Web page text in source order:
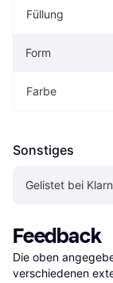
Füllung
Form
Farbe
Sonstiges
Gelistet bei
Feedback
Die oben
verschiedenen